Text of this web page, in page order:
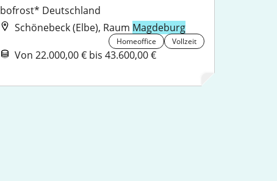
bofrost* Deutschland
Schönebeck (Elbe), Raum Magdeburg
Homeoffice Vollzeit
Von 22.000,00 € bis 43.600,00 €